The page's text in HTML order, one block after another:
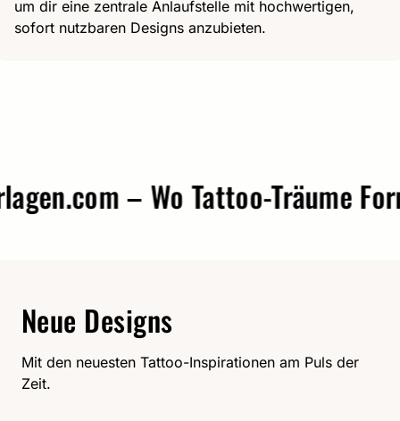
um dir eine zentrale Anlaufstelle mit hochwertigen,
sofort nutzbaren Designs anzubieten.
– Wo Tattoo-Träume Form
Neue Designs
Mit den neuesten Tattoo-Inspirationen am Puls der
Zeit.